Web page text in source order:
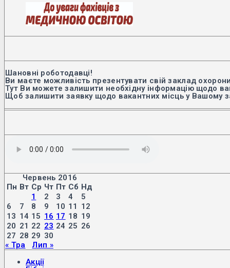
Шановні роботодавці!
Ви маєте можливість презентувати свій заклад
Тут Ви можете залишити необхідну інформацію щодо
Щоб залишити заявку щодо вакантних місць у Вашому
Червень 2016
Пн Вт Ср Чт Пт Сб Нд
1
2 3 4
5
6
7 8 9 10 11
12
13 14 15 16 17 18 19
20 21 22 23 24 25 26
27 28 29 30
« Тра
Лип »
Акції